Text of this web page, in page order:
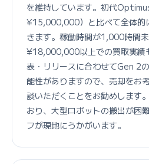
を維持しています。初代
¥15,000,000）と比べて全体的
きます。稼働時間が1,000時間未
¥18,000,000以上での買取実績
表・リリースに合わせてGen 2
能性がありますので、売却をお
談いただくことをお勧めします
おり、大型ロボットの搬出が困
フが現地にうかがいます。